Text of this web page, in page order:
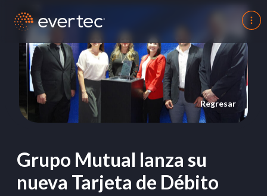
Regresar
Grupo Mutual lanza su
nueva Tarjeta de Débito